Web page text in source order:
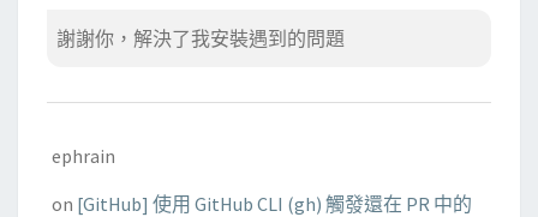
謝謝你，解決了我安裝遇到的問題
ephrain
on [GitHub] 使用 GitHub CLI (gh) 觸發還在 PR 中的